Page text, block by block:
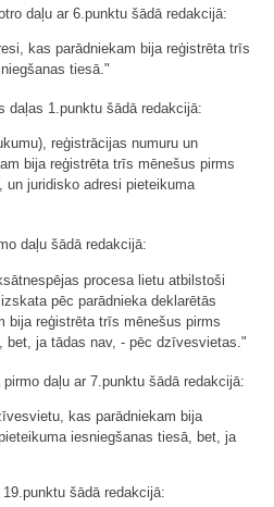
daļu ar 6.punktu šādā redakcijā:
kas parādniekam bija reģistrēta trīs
tiesā."
daļas 1.punktu šādā redakcijā:
reģistrācijas numuru un
bija reģistrēta trīs mēnešus pirms
juridisko adresi pieteikuma
daļu šādā redakcijā:
procesa lietu atbilstoši
pēc parādnieka deklarētās
bija reģistrēta trīs mēnešus pirms
bet, ja tādas nav, - pēc dzīvesvietas."
pirmo daļu ar 7.punktu šādā redakcijā:
kas parādniekam bija
iesniegšanas tiesā, bet, ja
šādā redakcijā: